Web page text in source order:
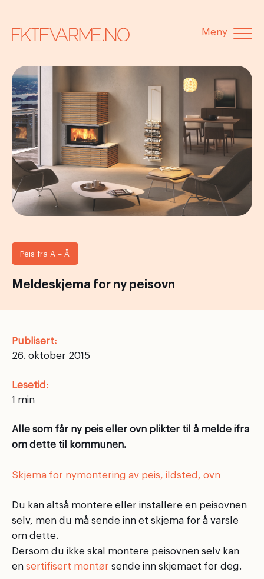
Meny
Peis fra A – Å
Meldeskjema for ny peisovn
Publisert:
26. oktober 2015
Lesetid:
Alle som får ny peis eller ovn plikter til å melde ifra
om dette til kommunen.
Skjema for nymontering av peis, ildsted, ovn
Du kan altså montere eller installere en peisovnen
selv, men du må sende inn et skjema for å varsle
om dette.
Dersom du ikke skal montere peisovnen selv kan
en sertifisert montør sende inn skjemaet for deg.